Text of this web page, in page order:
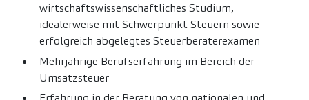
wirtschaftswissenschaftliches Studium,
idealerweise mit Schwerpunkt Steuern sowie
erfolgreich abgelegtes Steuerberaterexamen
Mehrjährige Berufserfahrung im Bereich der
Umsatzsteuer